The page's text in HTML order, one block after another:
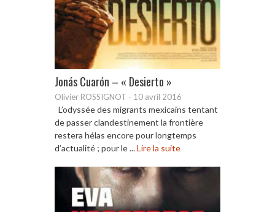
Jonás Cuarón – « Desierto »
Olivier ROSSIGNOT - 10 avril 2016
L’odyssée des migrants mexicains tentant
de passer clandestinement la frontière
restera hélas encore pour longtemps
d’actualité ; pour le ...Lire la suite